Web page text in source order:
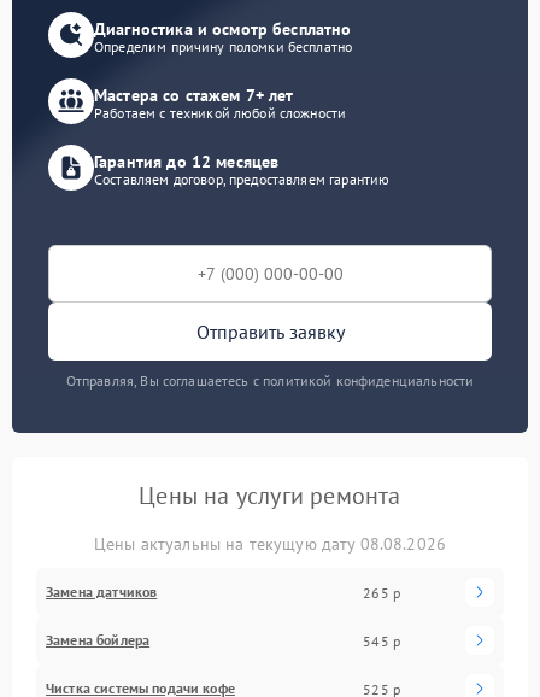
Диагностика и осмотр бесплатно
Определим причину поломки бесплатно
Мастера со стажем 7+ лет
Работаем с техникой любой сложности
Гарантия до 12 месяцев
Составляем договор, предоставляем гарантию
Отправить заявку
Отправляя, Вы соглашаетесь с политикой конфиденциальности
Цены на услуги ремонта
Цены актуальны на текущую дату 08.08.2026
Замена датчиков 265 р
Замена бойлера 545 р
Чистка системы подачи кофе 525 р